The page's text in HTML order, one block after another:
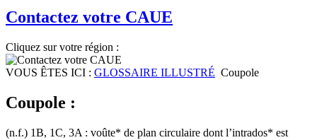
Contactez votre CAUE
Cliquez sur votre région :
VOUS ÊTES ICI : GLOSSAIRE ILLUSTRÉ Coupole
Coupole :
(n.f.) 1B, 1C, 3A : voûte* de plan circulaire dont l’intrados* est